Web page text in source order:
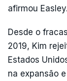
afirmou Easley.
Desde o
2019, Kim
Estados
na expansão